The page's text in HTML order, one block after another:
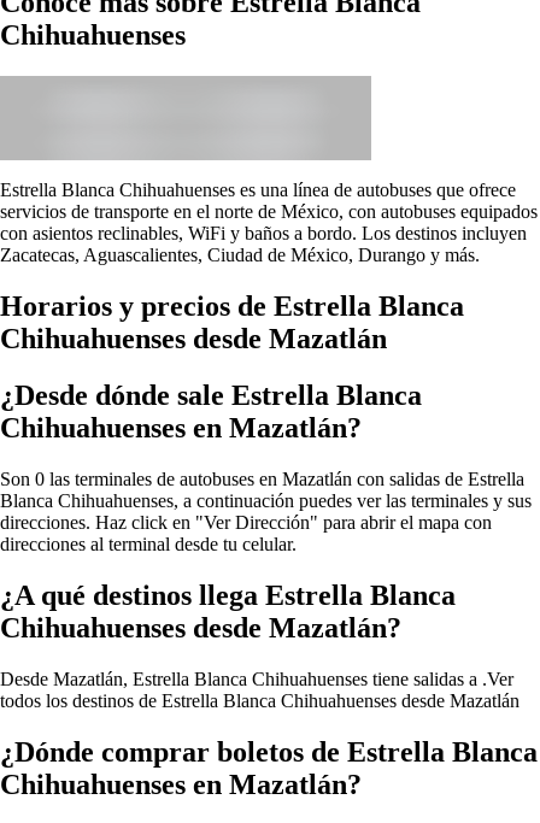
Chihuahuenses
Estrella Blanca Chihuahuenses es una línea de autobuses que ofrece
servicios de transporte en el norte de México, con autobuses equipados
con asientos reclinables, WiFi y baños a bordo. Los destinos incluyen
Zacatecas, Aguascalientes, Ciudad de México, Durango y más.
Horarios y precios de Estrella Blanca
Chihuahuenses desde Mazatlán
¿Desde dónde sale Estrella Blanca
Chihuahuenses en Mazatlán?
Son 0 las terminales de autobuses en Mazatlán con salidas de Estrella
Blanca Chihuahuenses, a continuación puedes ver las terminales y sus
direcciones. Haz click en "Ver Dirección" para abrir el mapa con
direcciones al terminal desde tu celular.
¿A qué destinos llega Estrella Blanca
Chihuahuenses desde Mazatlán?
Desde Mazatlán, Estrella Blanca Chihuahuenses tiene salidas a .Ver
todos los destinos de Estrella Blanca Chihuahuenses desde Mazatlán
¿Dónde comprar boletos de Estrella Blanca
Chihuahuenses en Mazatlán?